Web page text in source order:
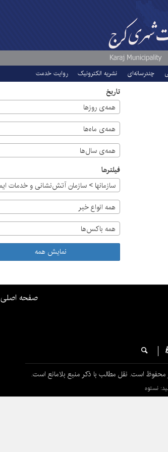
چندرسانه‌ای نشریه الکترونیک روایت خدمت
تاریخ
همه‌ی روزها
همه‌ی ماه‌ها
همه‌ی سال‌ها
فیلترها
همه انواع خبر
همه باکس‌ها
نمایش همه
صفحه اصلی
است. نقل مطالب با ذکر منبع بلامانع است.
نستوه